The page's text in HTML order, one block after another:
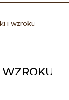
i wzroku
WZROKU